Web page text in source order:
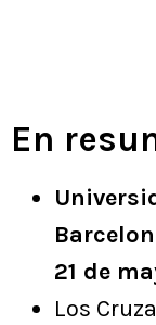
En
21 de
Los